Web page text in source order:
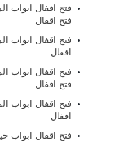
فتح اقفال
اقفال
فتح اقفال
اقفال